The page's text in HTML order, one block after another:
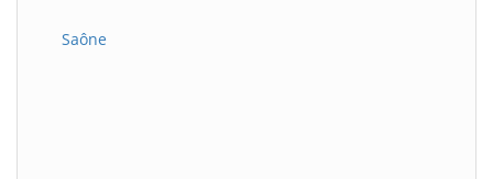
Saône